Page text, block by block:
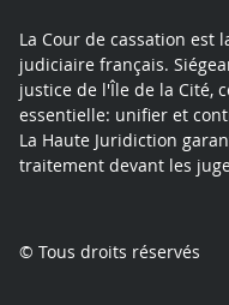
La Cour de cassation est
judiciaire français.
justice de l'Île de la Cité,
essentielle: unifier et
La Haute Juridiction
traitement devant les
© Tous droits réservés